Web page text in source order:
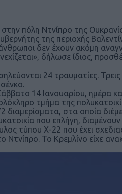
πόλη Ντνίπρο της
της περιοχής
δεν έχουν ακόμη
δήλωσε ίδιος,
24 τραυματίες. Τρεις
14 Ιανουαρίου, ημέρα
τμήμα της
στα οποία
που επλήγη,
τύπου Χ-22 που έχει
Το Κρεμλίνο είχε